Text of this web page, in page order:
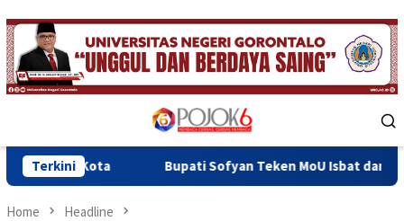
Skip
to
content
Menu
TerkiniBupati Sofyan Teken MoU Isbat dan Pendaftaran
Home Headline